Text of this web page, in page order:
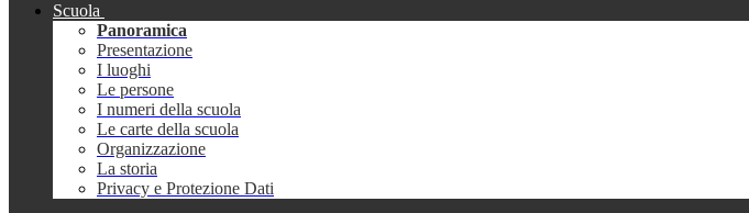
Scuola
Panoramica
Presentazione
I luoghi
Le persone
I numeri della scuola
Le carte della scuola
Organizzazione
La storia
Privacy e Protezione Dati